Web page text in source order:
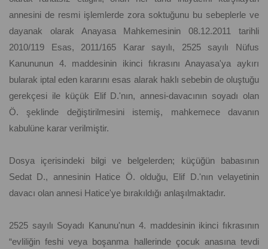
annesini de resmi işlemlerde zora soktuğunu bu sebeplerle ve
dayanak olarak Anayasa Mahkemesinin 08.12.2011 tarihli
2010/119 Esas, 2011/165 Karar sayılı, 2525 sayılı Nüfus
Kanununun 4. maddesinin ikinci fıkrasını Anayasa'ya aykırı
bularak iptal eden kararını esas alarak haklı sebebin de oluştuğu
gerekçesi ile küçük Elif D.'nın, annesi-davacının soyadı olan
Ö. şeklinde değiştirilmesini istemiş, mahkemece davanın
kabulüne karar verilmiştir.
Dosya içerisindeki bilgi ve belgelerden; küçüğün babasının
Sedat D., annesinin Hatice Ö. olduğu, Elif D.'nın velayetinin
davacı olan annesi Hatice'ye bırakıldığı anlaşılmaktadır.
2525 sayılı Soyadı Kanunu'nun 4. maddesinin ikinci fıkrasının
“evliliğin feshi veya boşanma hallerinde çocuk anasına tevdi